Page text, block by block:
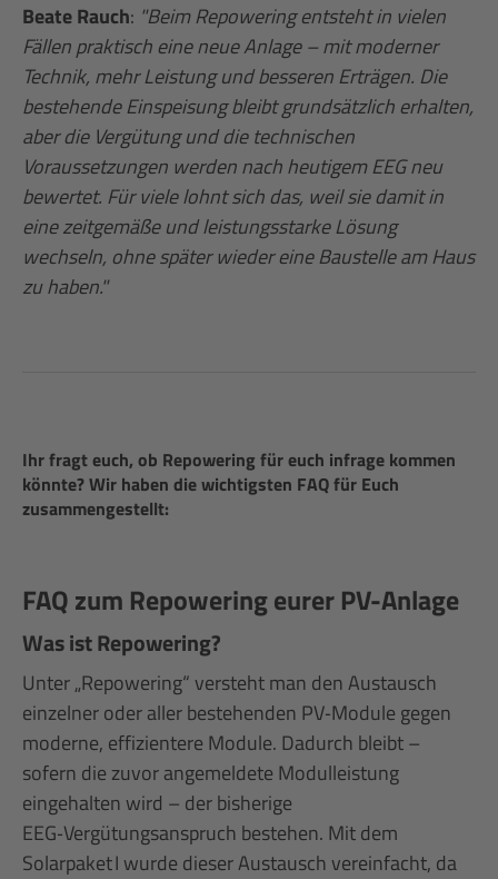
Beate Rauch: "Beim Repowering entsteht in vielen
Fällen praktisch eine neue Anlage – mit moderner
Technik, mehr Leistung und besseren Erträgen. Die
bestehende Einspeisung bleibt grundsätzlich erhalten,
aber die Vergütung und die technischen
Voraussetzungen werden nach heutigem EEG neu
bewertet. Für viele lohnt sich das, weil sie damit in
eine zeitgemäße und leistungsstarke Lösung
wechseln, ohne später wieder eine Baustelle am Haus
zu haben."
Ihr fragt euch, ob Repowering für euch infrage kommen
könnte? Wir haben die wichtigsten FAQ für Euch
zusammengestellt:
FAQ zum Repowering eurer PV-Anlage
Was ist Repowering?
Unter „Repowering“ versteht man den Austausch
einzelner oder aller bestehenden PV‑Module gegen
moderne, effizientere Module. Dadurch bleibt –
sofern die zuvor angemeldete Modulleistung
eingehalten wird – der bisherige
EEG‑Vergütungsanspruch bestehen. Mit dem
Solarpaket I wurde dieser Austausch vereinfacht, da